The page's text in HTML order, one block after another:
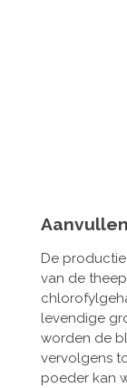
De
van de
levendige
worden de
vervolgens
poeder kan